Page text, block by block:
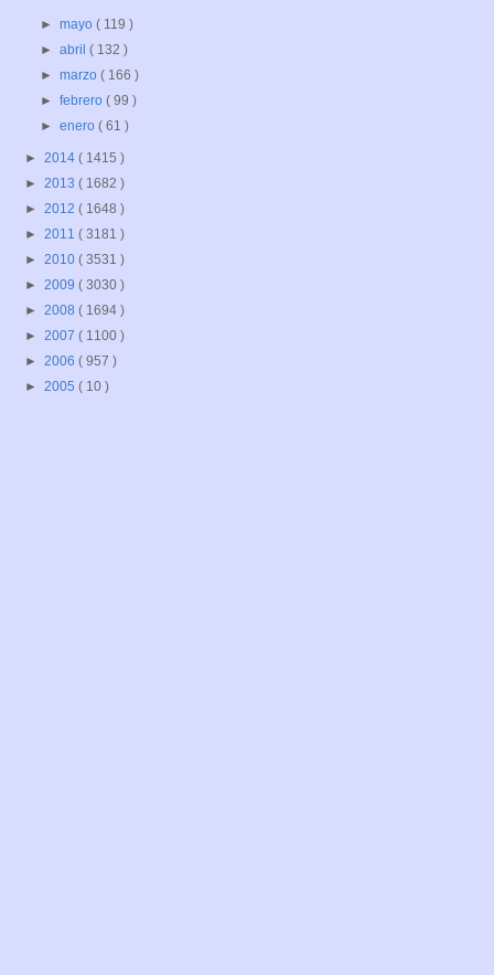
►mayo( 119 )
►abril( 132 )
►marzo( 166 )
►febrero( 99 )
►enero( 61 )
► 2014 ( 1415 )
► 2013 ( 1682 )
► 2012 ( 1648 )
► 2011 ( 3181 )
► 2010 ( 3531 )
► 2009 ( 3030 )
► 2008 ( 1694 )
► 2007 ( 1100 )
► 2006 ( 957 )
► 2005 ( 10 )